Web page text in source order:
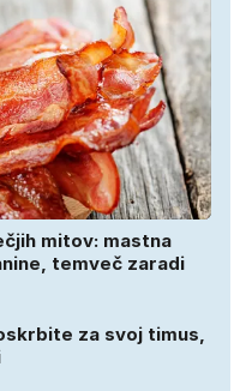
mitov: mastna
temveč zaradi
za svoj timus,